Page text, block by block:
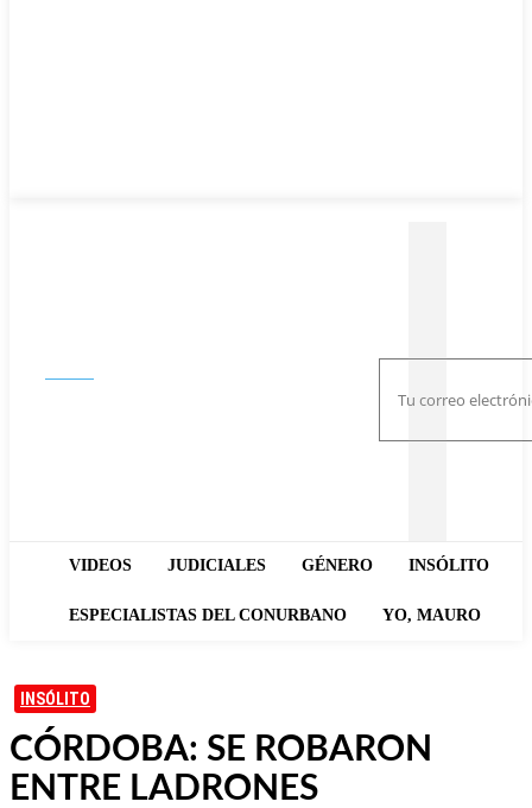
VIDEOS JUDICIALES GÉNERO INSÓLITO
ESPECIALISTAS DEL CONURBANO YO, MAURO
INSÓLITO
CÓRDOBA: SE ROBARON
ENTRE LADRONES